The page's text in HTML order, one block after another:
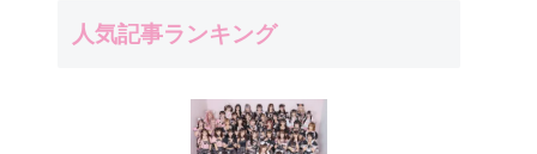
人気記事ランキング